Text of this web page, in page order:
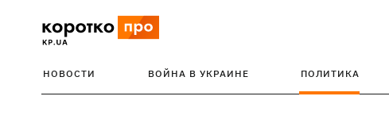
НОВОСТИ ВОЙНА В УКРАИНЕ ПОЛИТИКА